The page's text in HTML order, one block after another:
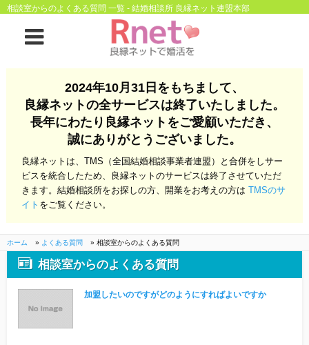
良縁ネットとは
お金のこと
会社概要
よくある質問
る質問
開業支援
相談室からのよくある質問 一覧 - 結婚相談所 良縁ネット連盟本部
2024年10月31日をもちまして、
良縁ネットの全サービスは終了いたしました。
長年にわたり良縁ネットをご愛顧いただき、
誠にありがとうございました。
良縁ネットは、TMS（全国結婚相談事業者連盟）と合併をしサー
ビスを統合したため、良縁ネットのサービスは終了させていただ
きます。結婚相談所をお探しの方、開業をお考えの方はTMSのサ
イト をご覧ください。
ホーム » よくある質問 » 相談室からのよくある質問
相談室からのよくある質問
加盟したいのですがどのようにすればよいですか